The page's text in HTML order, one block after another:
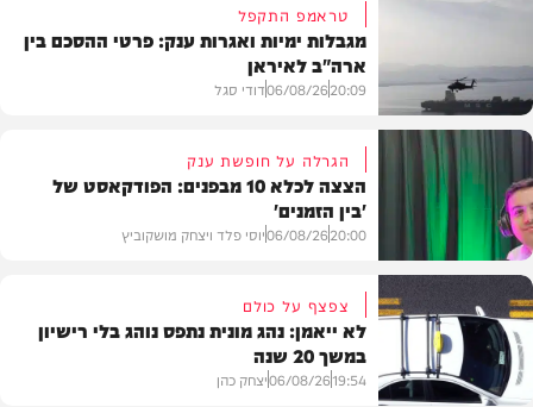
מדיני
טראמפ התקפל
מגבלות ימיות ואגרות ענק: פרטי ההסכם בין
ארה"ב לאיראן
20:09
06/08/26דודי סגל
VOD
הגרלה על חופשת ענק
הצצה לכלא 10 מבפנים: הפודקאסט של
'בין הזמנים'
20:00
06/08/26יוסי פלד ויצחק מושקוביץ
צפצף על כולם
לא ייאמן: נהג מונית נתפס נוהג בלי רישיון
במשך 20 שנה
19:54
06/08/26יצחק כהן